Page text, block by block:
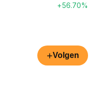
+56.70%
+Volgen